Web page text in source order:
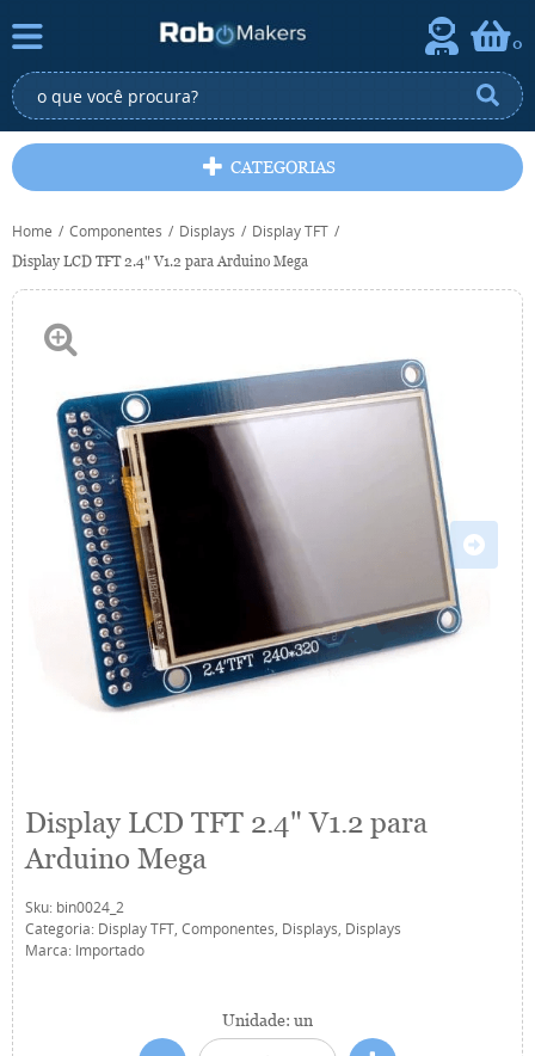
0
CATEGORIAS
Home Componentes Displays Display TFT
Display LCD TFT 2.4" V1.2 para Arduino Mega
Display LCD TFT 2.4" V1.2 para
Arduino Mega
Sku: bin0024_2
Categoria: Display TFT, Componentes, Displays, Displays
Marca: Importado
Unidade: un